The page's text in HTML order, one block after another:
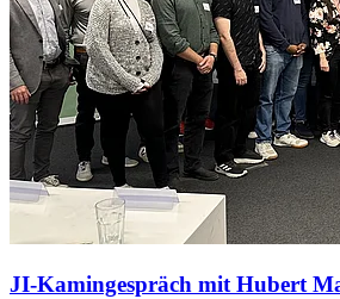
JI-Kamingespräch mit Hubert